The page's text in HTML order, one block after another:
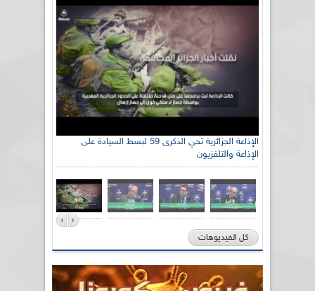
الإذاعة الجزائرية تحي الذكرى 59 لبسط السيادة على
الإذاعة والتلفزيون
كل الفيديوهات